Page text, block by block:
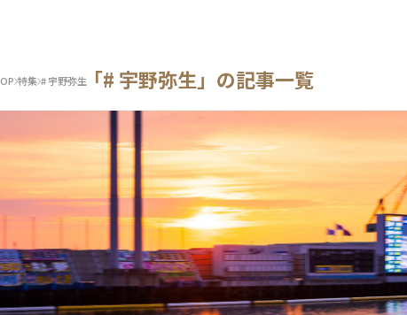
特集 # 宇野弥生「# 宇野弥生」の記事一覧